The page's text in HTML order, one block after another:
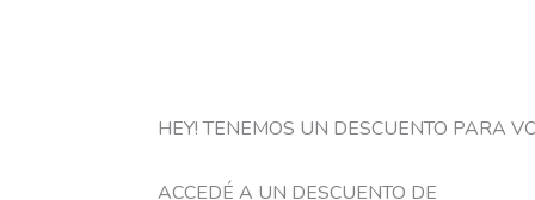
HEY! TENEMOS UN DESCUENTO PARA
ACCEDÉ A UN DESCUENTO DE